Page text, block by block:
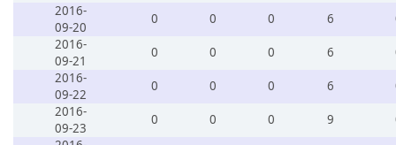
2016-
09-20
0 0 0 6
2016-
09-21
0 0 0 6
2016-
09-22
0 0 0 6
2016-
09-23
0 0 0 9